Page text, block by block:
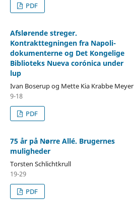
PDF
Afslørende streger.
Kontrakttegningen fra Napoli-
dokumenterne og Det Kongelige
Biblioteks Nueva corónica under
lup
Ivan Boserup og Mette Kia Krabbe Meyer
9-18
PDF
75 år på Nørre Allé. Brugernes
muligheder
Torsten Schlichtkrull
19-29
PDF